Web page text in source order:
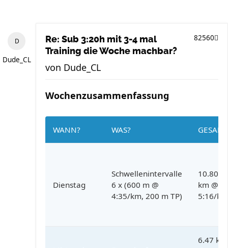
Dude_CL
Re: Sub 3:20h mit 3-4 mal
Training die Woche machbar?
82560
von Dude_CL
Wochenzusammenfassung
WANN? WAS?
Dienstag
Schwellenintervalle
6 x (600 m @
4:35/km, 200 m TP)
10.80
km @
5:16/km
6.47 km